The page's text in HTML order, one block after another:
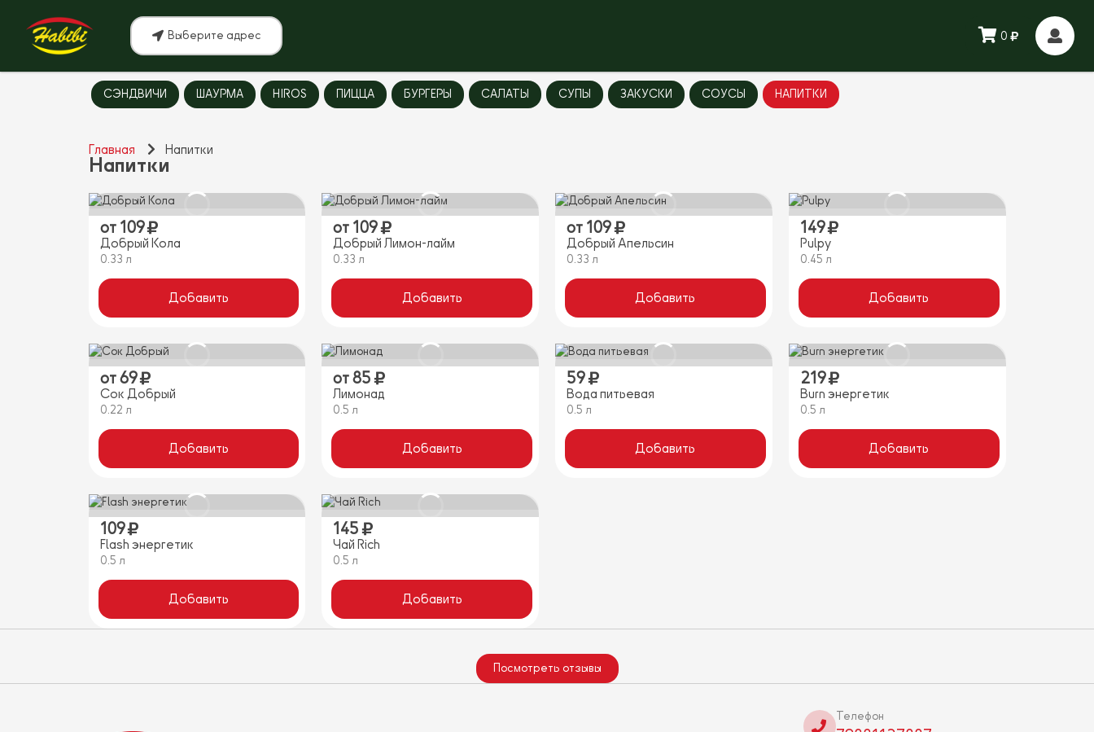
Выберите адрес 0
СЭНДВИЧИ ШАУРМА HIROS ПИЦЦА БУРГЕРЫ САЛАТЫ СУПЫ ЗАКУСКИ СОУСЫ НАПИТКИ
Главная Напитки
Напитки
от 109
Добрый Кола
0.33 л
Добавить
от 109
Добрый Лимон-лайм
0.33 л
Добавить
от 109
Добрый Апельсин
0.33 л
Добавить
149
Pulpy
0.45 л
Добавить
от 69
Сок Добрый
0.22 л
Добавить
от85
Лимонад
0.5 л
Добавить
59
Вода питьевая
0.5 л
Добавить
219
Burn энергетик
0.5 л
Добавить
109
Flash энергетик
0.5 л
Добавить
145
Чай Rich
0.5 л
Добавить
Посмотреть отзывы
Телефон